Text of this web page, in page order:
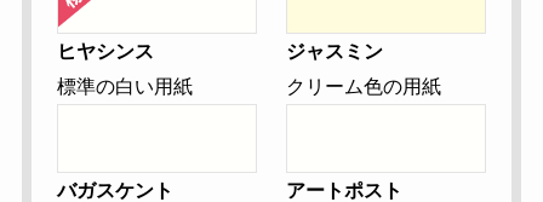
ヒヤシンス
標準の白い用紙
ジャスミン
クリーム色の用紙
バガスケント
アートポスト